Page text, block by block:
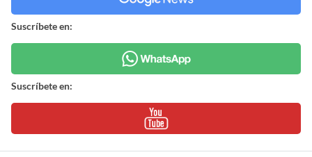
Suscríbete en:
Suscríbete en: